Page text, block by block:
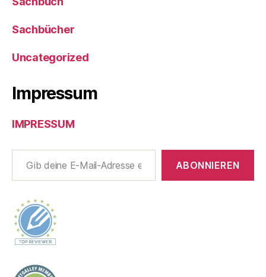
Sachbücher
Uncategorized
Impressum
IMPRESSUM
Gib deine E-Mail-Adresse ein ...
ABONNIEREN